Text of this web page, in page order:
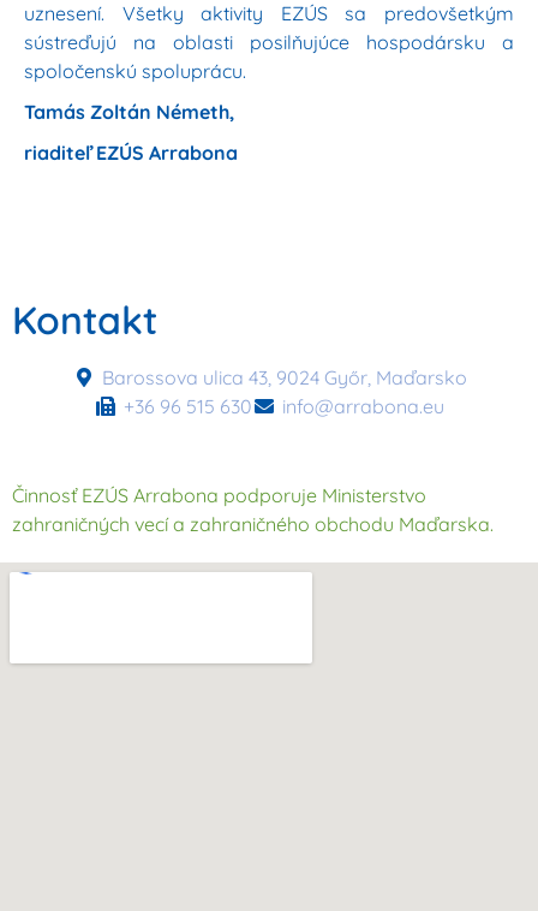
uznesení. Všetky aktivity EZÚS sa predovšetkým
sústreďujú na oblasti posilňujúce hospodársku a
spoločenskú spoluprácu.
Tamás Zoltán Németh,
riaditeľ EZÚS Arrabona
Kontakt
Barossova ulica 43, 9024 Győr, Maďarsko
+36 96 515 630
info@arrabona.eu
Činnosť EZÚS Arrabona podporuje Ministerstvo
zahraničných vecí a zahraničného obchodu Maďarska.